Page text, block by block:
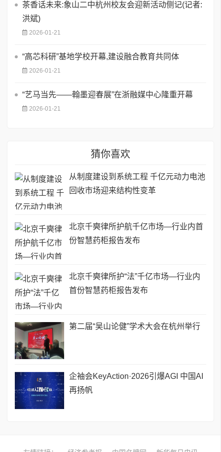
茶香话未来:象山二中杭州校友会迎新活动侧记(记者:
洪斌)
2026-01-21
“高芯科研”基地学校开幕,建设融合教育共同体
2026-01-21
“艺马当先——翰墨迎春展”在浙融媒中心隆重开幕
2026-01-21
猜你喜欢
从制度建设到系统工程 千亿元动力电池
回收市场迎来结构性变革
北京千奭律所护航千亿市场—行业内首
份智慧药柜报告发布
北京千奭律所护“法”千亿市场—行业内
首份智慧药柜报告发布
第二届“吴山论健”学术大会在杭州举行
企袖会KeyAction·2026引爆AGI 中国AI
再扬帆